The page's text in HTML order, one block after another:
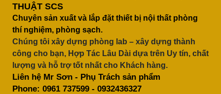
THUẬT SCS
Chuyên sản xuất và lắp đặt thiết bị nội thất phòng
thí nghiệm, phòng sạch.
Chúng tôi xây dựng phòng lab – xây dựng thành
công cho bạn, Hợp Tác Lâu Dài dựa trên Uy tín, chất
lượng và hỗ trợ tốt nhất cho Khách hàng.
Liên hệ Mr Sơn - Phụ Trách sản phẩm
Phone: 0961 737599 - 0932436327